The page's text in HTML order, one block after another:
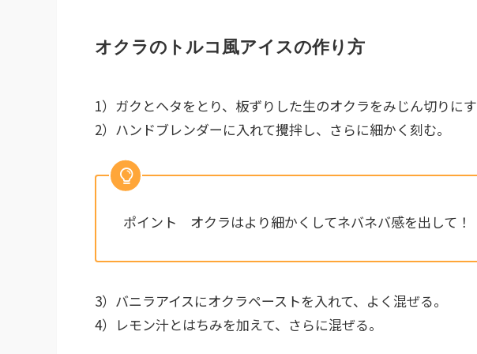
オクラのトルコ風アイスの作り方
1）ガクとヘタをとり、板ずりした生のオクラをみじん切りにす
2）ハンドブレンダーに入れて攪拌し、さらに細かく刻む。
ポイント オクラはより細かくしてネバネバ感を出して！
3）バニラアイスにオクラペーストを入れて、よく混ぜる。
4）レモン汁とはちみを加えて、さらに混ぜる。